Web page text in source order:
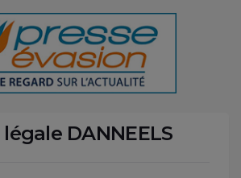
DANNEELS